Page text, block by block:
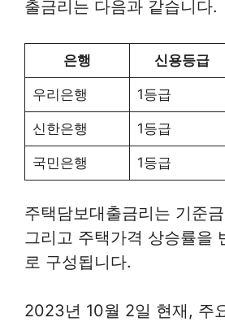
출금리는 다음과 같습니다.
은행 신용등급
우리은행 1등급
신한은행 1등급
국민은행 1등급
주택담보대출금리는 기준
그리고 주택가격 상승률을
로 구성됩니다.
2023년 10월 2일 현재, 주